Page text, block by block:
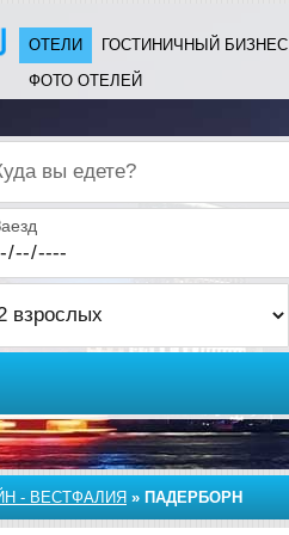
ОТЕЛИ ГОСТИНИЧНЫЙ БИЗНЕС
ФОТО ОТЕЛЕЙ
вы едете?
- ВЕСТФАЛИЯ » ПАДЕРБОРН